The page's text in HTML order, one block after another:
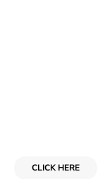
CLICK HERE